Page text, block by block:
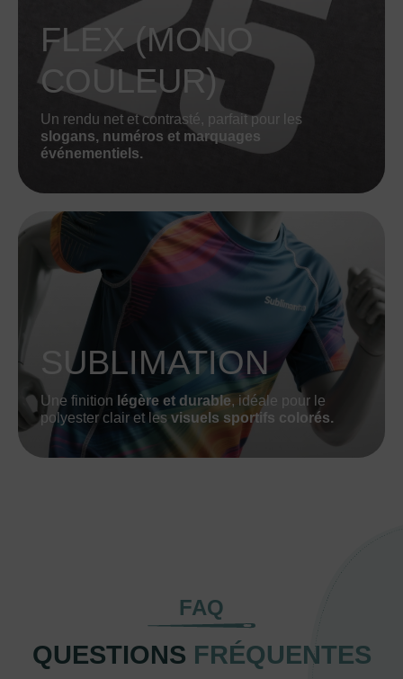
FLEX (MONO
COULEUR)
Un rendu net et contrasté, parfait pour les
slogans, numéros et marquages
événementiels.
SUBLIMATION
Une finition légère et durable, idéale pour le
polyester clair et les visuels sportifs colorés.
FAQ
QUESTIONS FRÉQUENTES